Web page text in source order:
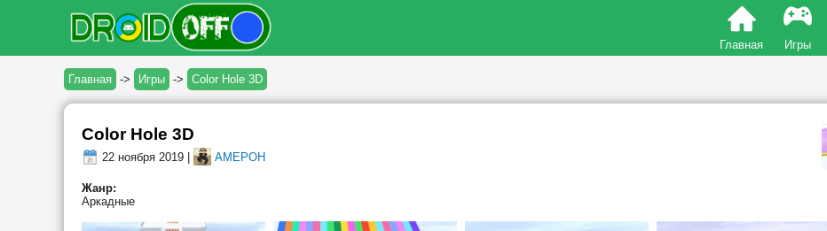
Главная Игры
Главная -> Игры -> Color Hole 3D
Color Hole 3D
22 ноября 2019 | AMEPOH
Жанр:
Аркадные